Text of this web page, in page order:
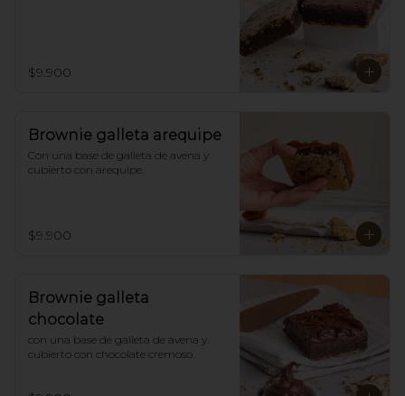
$9.900
Brownie galleta arequipe
Con una base de galleta de avena y
cubierto con arequipe.
$9.900
Brownie galleta
chocolate
con una base de galleta de avena y
cubierto con chocolate cremoso.